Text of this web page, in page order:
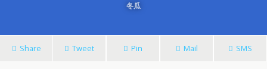
冬瓜
Share Tweet Pin Mail SMS